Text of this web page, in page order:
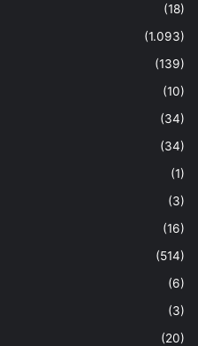
(18)
(1.093)
(139)
(10)
(34)
(34)
(1)
(3)
(16)
(514)
(6)
(3)
(20)